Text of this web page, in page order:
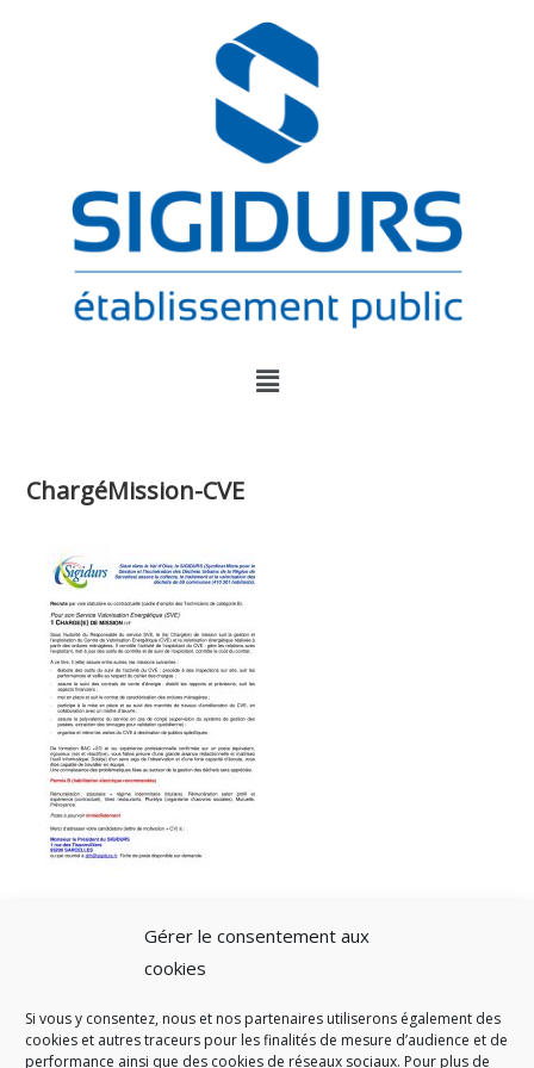
Gérer le consentement aux
cookies
Si vous y consentez, nous et nos partenaires utiliserons également des
cookies et autres traceurs pour les finalités de mesure d’audience et de
performance ainsi que des cookies de réseaux sociaux. Pour plus de
ChargéMission-CVE
A SAVOIR